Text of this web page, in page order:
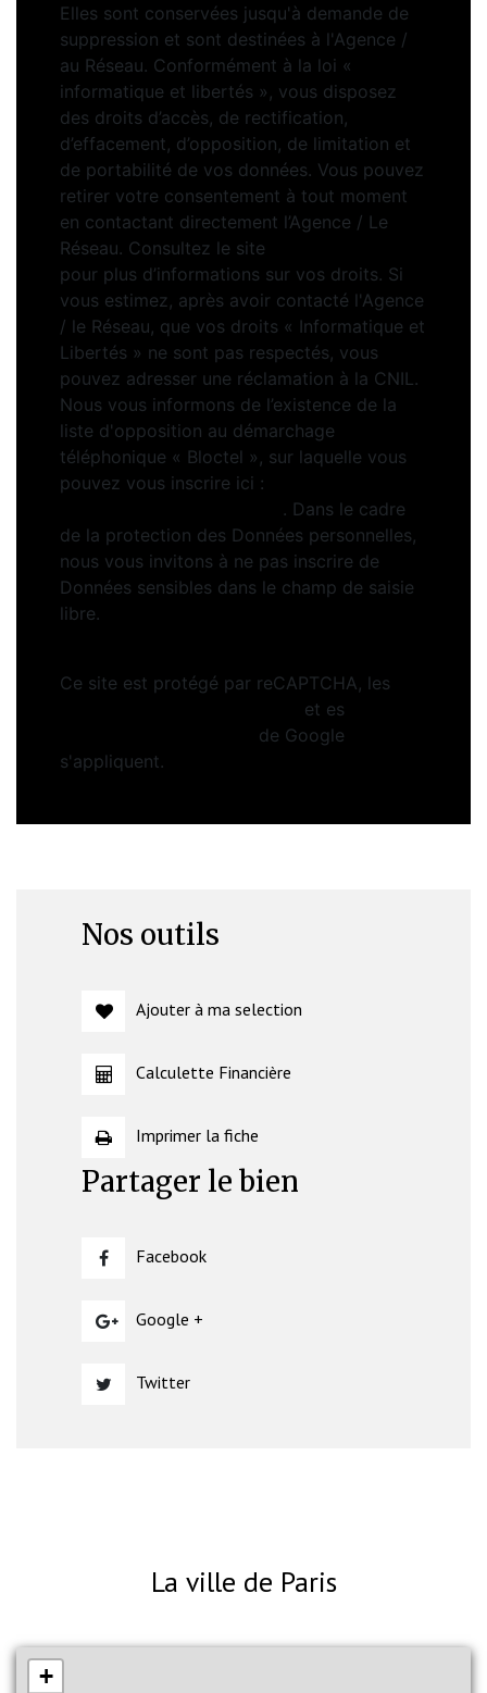
Elles sont conservées jusqu'à demande de
suppression et sont destinées à l'Agence /
au Réseau. Conformément à la loi «
informatique et libertés », vous disposez
des droits d’accès, de rectification,
d’effacement, d’opposition, de limitation et
de portabilité de vos données. Vous pouvez
retirer votre consentement à tout moment
en contactant directement l’Agence / Le
Réseau. Consultez le site
pour plus d’informations sur vos droits. Si
vous estimez, après avoir contacté l'Agence
/ le Réseau, que vos droits « Informatique et
Libertés » ne sont pas respectés, vous
pouvez adresser une réclamation à la CNIL.
Nous vous informons de l’existence de la
liste d'opposition au démarchage
téléphonique « Bloctel », sur laquelle vous
pouvez vous inscrire ici :
. Dans le cadre
de la protection des Données personnelles,
nous vous invitons à ne pas inscrire de
Données sensibles dans le champ de saisie
libre.
Ce site est protégé par reCAPTCHA, les
et es
de Google
s'appliquent.
Nos outils
Ajouter à ma selection
Calculette Financière
Imprimer la fiche
Partager le bien
Facebook
Google +
Twitter
La ville de Paris
+